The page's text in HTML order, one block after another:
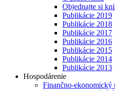
Objednajte si
Publikácie 2019
Publikácie 2018
Publikácie 2017
Publikácie 2016
Publikácie 2015
Publikácie 2014
Publikácie 2013
Hospodárenie
Finančno-ekonomický